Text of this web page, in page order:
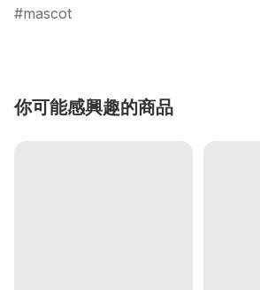
mascot
你可能感興趣的商品